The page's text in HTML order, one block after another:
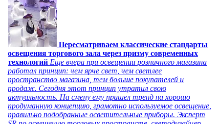
Пересматриваем классические стандарты
освещения торгового зала через призму современных
технологий Еще вчера при освещении розничного магазина
работал принцип: чем ярче свет, чем светлее
пространство магазина, тем больше покупателей и
продаж. Сегодня этот принцип утратил свою
актуальность. На смену ему пришел тренд на хорошо
продуманную концепцию, грамотно используемое освещение,
правильно подобранные осветительные приборы. Эксперт